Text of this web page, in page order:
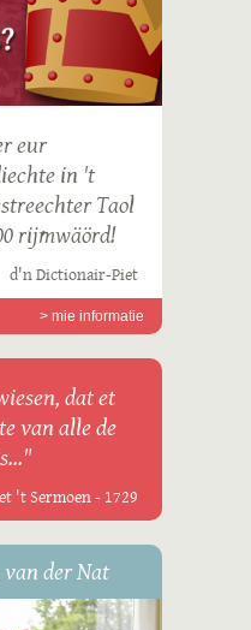
eur
in 't
Taol
rijmwäörd!
d'n Dictionair-Piet
> mie informatie
dat et
van alle de
't Sermoen - 1729
der Nat